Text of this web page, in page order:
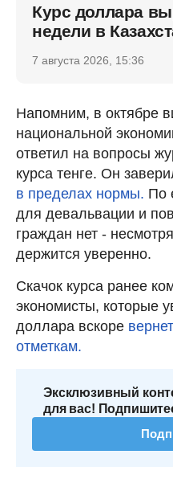
Курс доллара
недели в
7 августа 2026, 15:36
Напомним, в октябре
национальной
ответил на вопросы
курса тенге. Он
в пределах нормы. По
для девальвации и
граждан нет -
держится уверенно.
Скачок курса ранее
экономисты, которые
доллара вскоре
отметкам.
Эксклюзивный
для вас!